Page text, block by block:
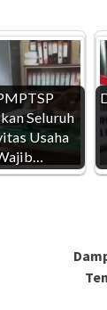
Seluruh
Usaha